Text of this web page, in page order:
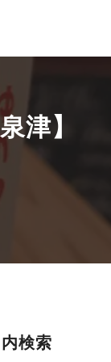
津】
検索